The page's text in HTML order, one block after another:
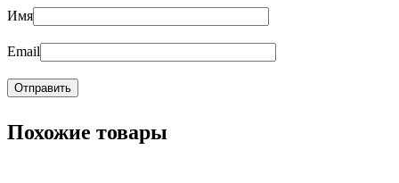
Имя
Email
Похожие товары